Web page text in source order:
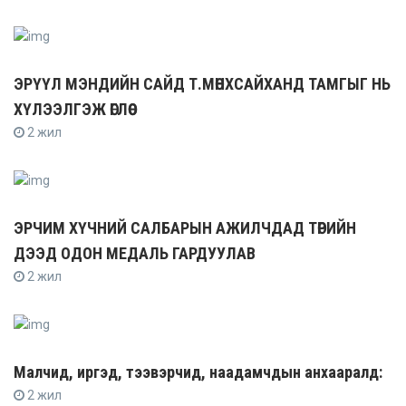
ЭРҮҮЛ МЭНДИЙН САЙД Т.МӨНХСАЙХАНД ТАМГЫГ НЬ
ХҮЛЭЭЛГЭЖ ӨГЛӨӨ
2 жил
ЭРЧИМ ХҮЧНИЙ САЛБАРЫН АЖИЛЧДАД ТӨРИЙН
ДЭЭД ОДОН МЕДАЛЬ ГАРДУУЛАВ
2 жил
Малчид, иргэд, тээвэрчид, наадамчдын анхааралд:
2 жил